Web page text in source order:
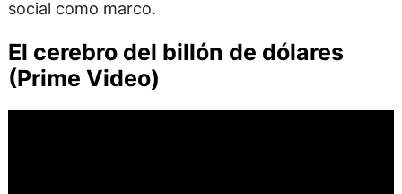
social como marco.
El cerebro del billón de dólares
(Prime Video)